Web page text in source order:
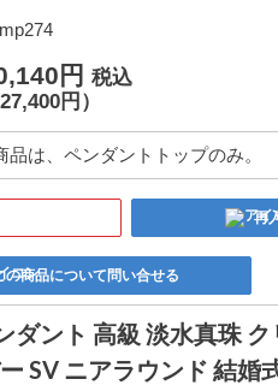
円 税込
27,400円）
は、ペンダントトップのみ。
再
の商品について問い合せる
ダント 高級 淡水真珠
SV ニアラウンド 結婚